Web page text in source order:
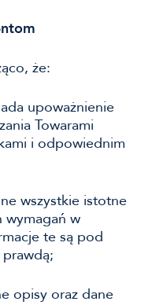
że:
upoważnienie
Towarami
i odpowiednim
wszystkie istotne
wymagań w
te są pod
opisy oraz dane